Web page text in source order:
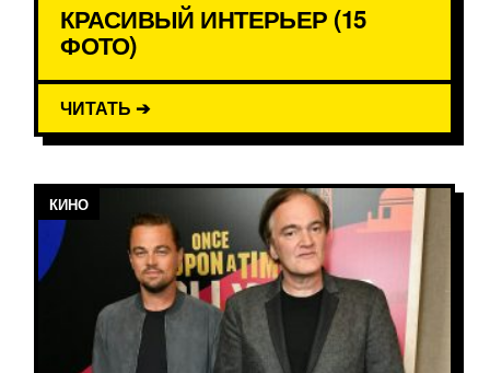
КРАСИВЫЙ ИНТЕРЬЕР (15
ФОТО)
ЧИТАТЬ ➔
КИНО